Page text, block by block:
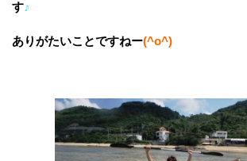
す♪
ありがたいことですねー(^o^)